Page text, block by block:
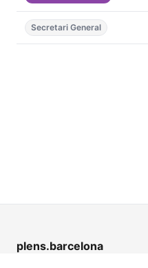
Secretari General
plens.barcelona